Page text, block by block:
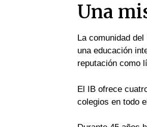
Una
La comunidad
una educación
reputación como
El IB ofrece
colegios en todo